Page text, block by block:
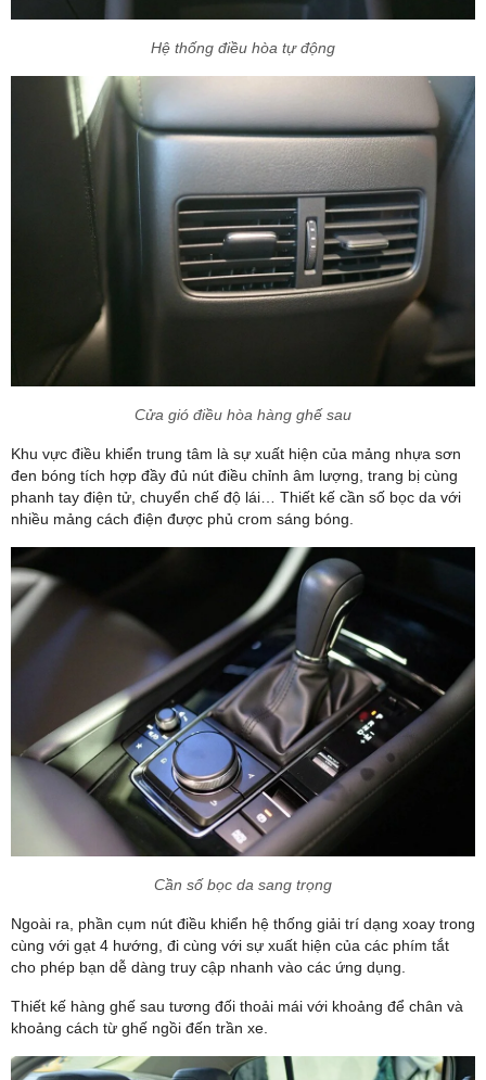
Hệ thống điều hòa tự động
Cửa gió điều hòa hàng ghế sau
Khu vực điều khiển trung tâm là sự xuất hiện của mảng nhựa sơn
đen bóng tích hợp đầy đủ nút điều chỉnh âm lượng, trang bị cùng
phanh tay điện tử, chuyển chế độ lái… Thiết kế cần số bọc da với
nhiều mảng cách điện được phủ crom sáng bóng.
Cần số bọc da sang trọng
Ngoài ra, phần cụm nút điều khiển hệ thống giải trí dạng xoay trong
cùng với gạt 4 hướng, đi cùng với sự xuất hiện của các phím tắt
cho phép bạn dễ dàng truy cập nhanh vào các ứng dụng.
Thiết kế hàng ghế sau tương đối thoải mái với khoảng để chân và
khoảng cách từ ghế ngồi đến trần xe.